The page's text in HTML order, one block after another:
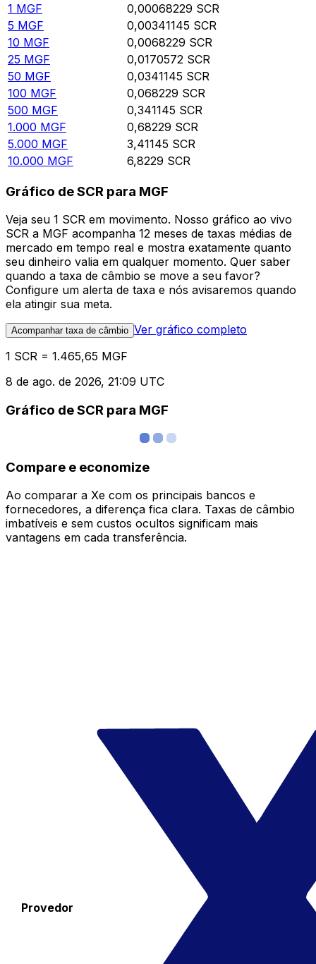
1 MGF 0,00068229 SCR
5 MGF 0,00341145 SCR
10 MGF 0,0068229 SCR
25 MGF 0,0170572 SCR
50 MGF 0,0341145 SCR
100 MGF 0,068229 SCR
500 MGF 0,341145 SCR
1.000 MGF 0,68229 SCR
5.000 MGF 3,41145 SCR
10.000 MGF 6,8229 SCR
Gráfico de SCR para MGF
Veja seu 1 SCR em movimento. Nosso gráfico ao vivo
SCR a MGF acompanha 12 meses de taxas médias de
mercado em tempo real e mostra exatamente quanto
seu dinheiro valia em qualquer momento. Quer saber
quando a taxa de câmbio se move a seu favor?
Configure um alerta de taxa e nós avisaremos quando
ela atingir sua meta.
Acompanhar taxa de câmbio Ver gráfico completo
1 SCR = 1.465,65 MGF
8 de ago. de 2026, 21:09 UTC
Gráfico de SCR para MGF
Compare e economize
Ao comparar a Xe com os principais bancos e
fornecedores, a diferença fica clara. Taxas de câmbio
imbatíveis e sem custos ocultos significam mais
vantagens em cada transferência.
Provedor